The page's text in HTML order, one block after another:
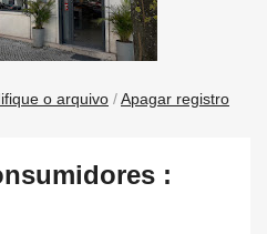
o arquivo /Apagar registro
: